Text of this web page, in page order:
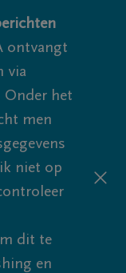
ontvangt
via
Onder het
men
niet op
dit te
en